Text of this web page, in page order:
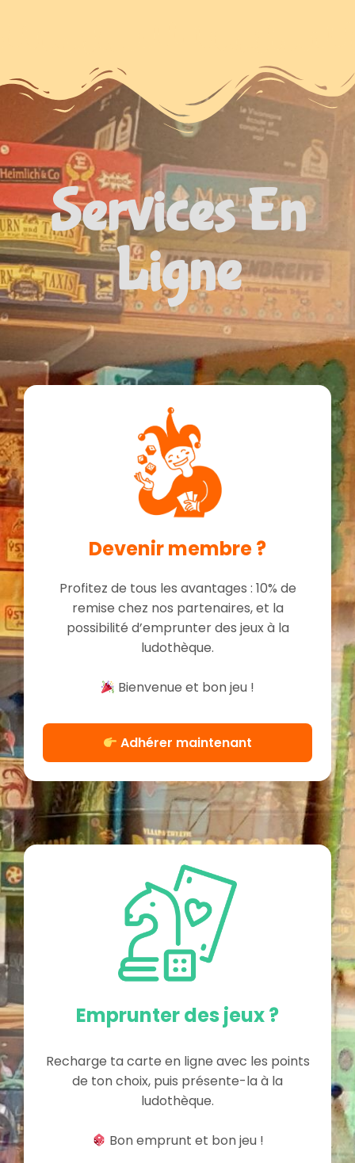
Services En
Ligne
Devenir membre ?
Profitez de tous les avantages : 10% de
remise chez nos partenaires, et la
possibilité d’emprunter des jeux à la
ludothèque.
Bienvenue et bon jeu !
Adhérer maintenant
Emprunter des jeux ?
Recharge ta carte en ligne avec les points
de ton choix, puis présente-la à la
ludothèque.
Bon emprunt et bon jeu !